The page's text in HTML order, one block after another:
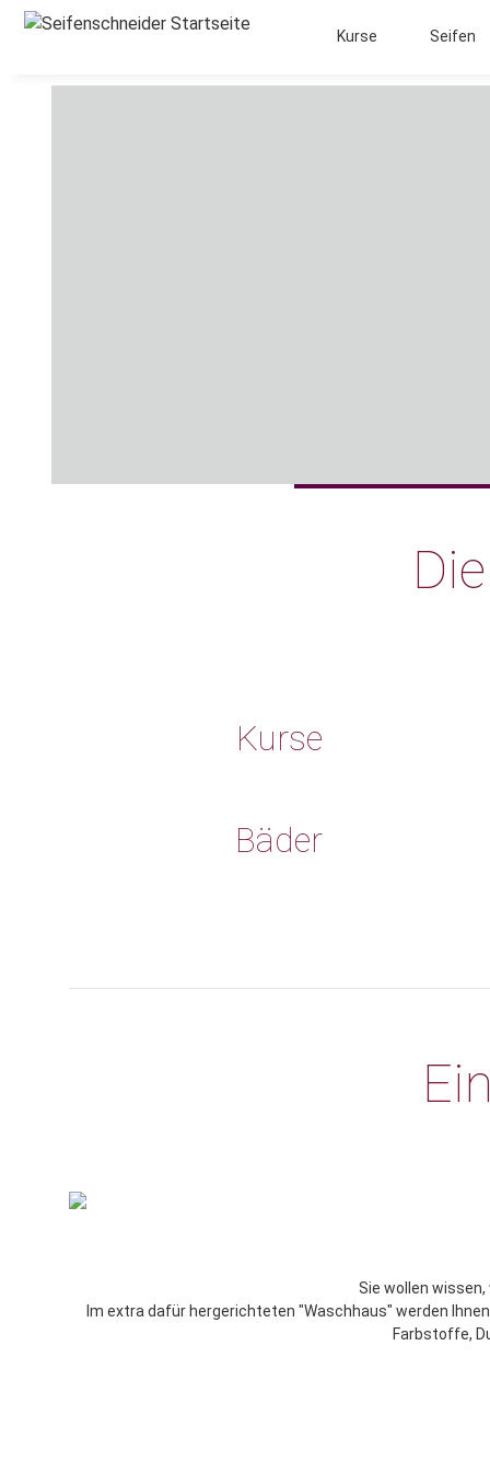
Kurse Seifen
Kurse
Bäder
Sie wollen
Im extra dafür hergerichteten "Waschhaus" werden
Farbstoffe,